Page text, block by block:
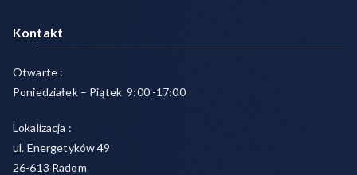
Kontakt
Otwarte :
Poniedziałek – Piątek 9:00 -17:00
Lokalizacja :
ul. Energetyków 49
26-613 Radom